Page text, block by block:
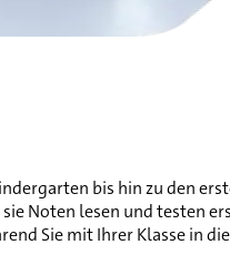
bis hin zu den
sie Noten lesen und testen
Sie mit Ihrer Klasse in